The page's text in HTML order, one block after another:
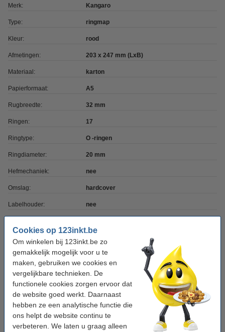
Cookies op 123inkt.be
Om winkelen bij 123inkt.be zo
gemakkelijk mogelijk voor u te
maken, gebruiken we cookies en
vergelijkbare technieken. De
functionele cookies zorgen ervoor dat
de website goed werkt. Daarnaast
hebben ze een analytische functie die
ons helpt de website continu te
verbeteren. We laten u graag alleen
Merk: Kangaro
Type: ringmap
Kleur: rood
Afmetingen: 203 x 247 mm (LxB)
Materiaal: karton
Papierformaat: A5
Rugbreedte: 32 mm
Ringen: 17
Ringtype: O -ringen
Ringdiameter: 20 mm
Hefmechaniek: nee
Omslag: hardcover
Labelhouder: nee
Tip: meebestellen
123inkt kartonnen tabbladen A5 met 5 tabs (17-
gaats)
€ 1,50
123inkt geperforeerd hoesje A5 17-gaats 80
micron (100 stuks)
€ 7,50